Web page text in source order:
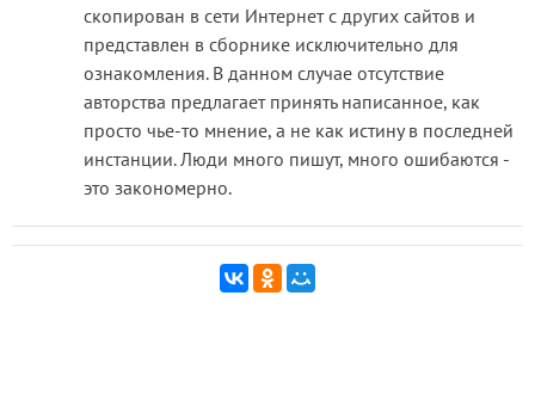
скопирован в сети Интернет с других сайтов и
представлен в сборнике исключительно для
ознакомления. В данном случае отсутствие
авторства предлагает принять написанное, как
просто чье-то мнение, а не как истину в последней
инстанции. Люди много пишут, много ошибаются -
это закономерно.